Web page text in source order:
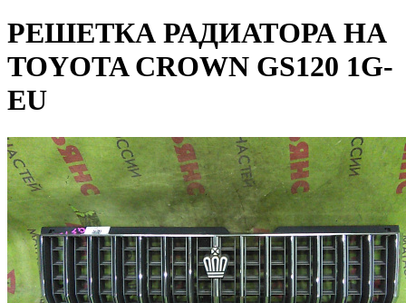
РЕШЕТКА РАДИАТОРА НА
TOYOTA CROWN GS120 1G-
EU